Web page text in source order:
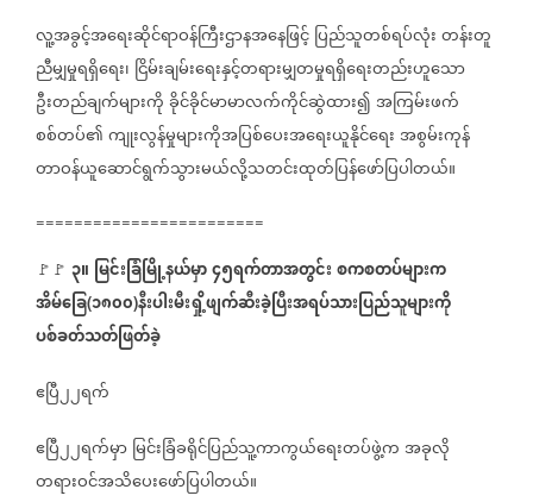
လူ့အခွင့်အရေးဆိုင်ရာဝန်ကြီးဌာနအနေဖြင့်ပြည်သူတစ်ရပ်လုံးတန်းတူ
ညီမျှမှုရရှိရေး၊ ငြိမ်းချမ်းရေးနှင့်တရားမျှတမှုရရှိရေးတည်းဟူသော
ဦးတည်ချက်များကိုခိုင်ခိုင်မာမာလက်ကိုင်ဆွဲထား၍အကြမ်းဖက်
စစ်တပ်၏ကျုးလွန်မှုများကိုအပြစ်ပေးအရေးယူနိုင်ရေးအစွမ်းကုန်
တာဝန်ယူဆောင်ရွက်သွားမယ်လို့သတင်းထုတ်ပြန်ဖော်ပြပါတယ်။
========================
🚩🚩 ၃။ မြင်းခြံမြို့နယ်မှာ၄၅ရက်တာအတွင်းစကစတပ်များက
အိမ်ခြေ(၁၈၀၀)နီးပါးမီးရှို့ဖျက်ဆီးခဲ့ပြီးအရပ်သားပြည်သူများကို
ပစ်ခတ်သတ်ဖြတ်ခဲ့
ဧပြီ၂၂ရက်
ဧပြီ၂၂ရက်မှာမြင်းခြံခရိုင်ပြည်သူ့ကာကွယ်ရေးတပ်ဖွဲ့ကအခုလို
တရားဝင်အသိပေးဖော်ပြပါတယ်။